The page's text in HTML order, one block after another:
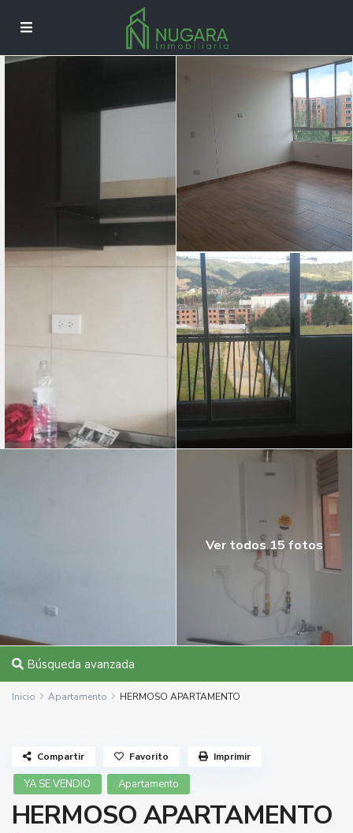
Ver todos 15 fotos
Búsqueda avanzada
Inicio Apartamento HERMOSO APARTAMENTO
YA SE VENDIO Apartamento
HERMOSO APARTAMENTO
Compartir Favorito Imprimir